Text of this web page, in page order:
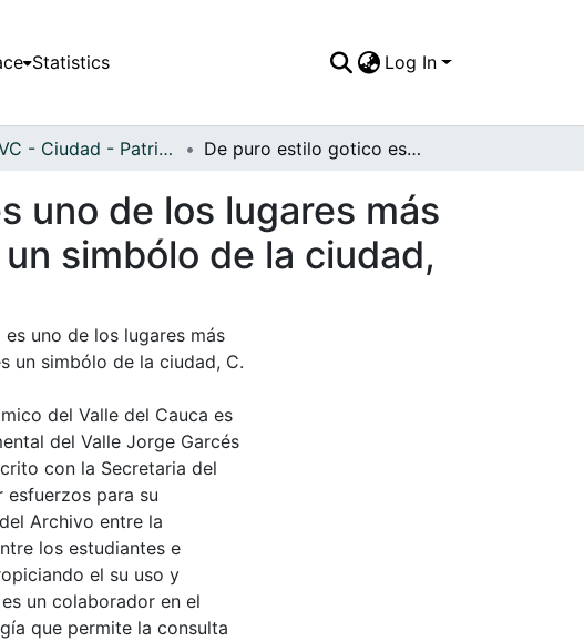
Statistics Log In
APFFVC - Ciudad - Patrimonial De puro estilo gotico esta pequeña iglesia es uno de los lugares más frecuentados por los caleños, su imagen es un simbólo de la ciudad,
uno de los lugares más
simbólo de la ciudad,
uno de los lugares más
un simbólo de la ciudad, C.
del Valle del Cauca es
del Valle Jorge Garcés
con la Secretaria del
esfuerzos para su
Archivo entre la
los estudiantes e
el su uso y
un colaborador en el
que permite la consulta